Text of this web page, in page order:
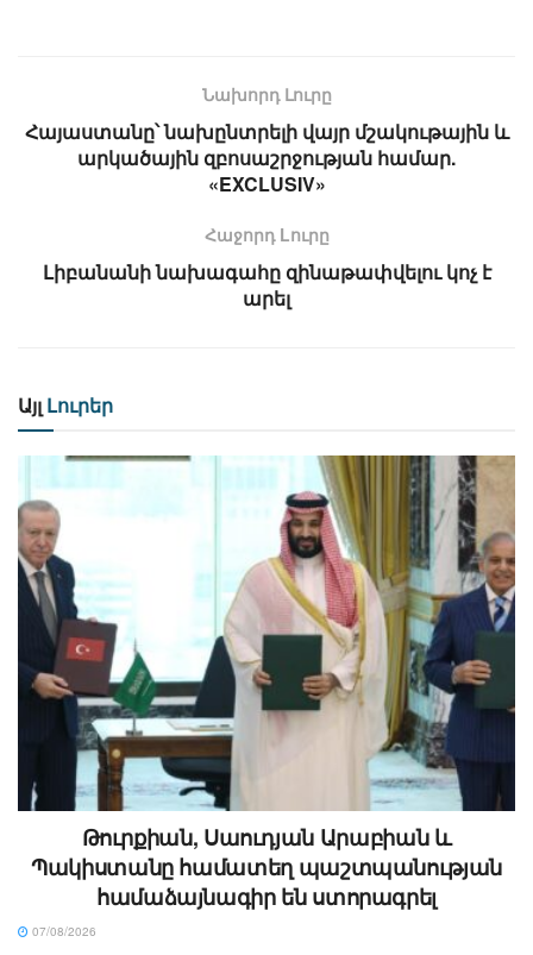
Նախորդ Լուրը
Հայաստանը՝ նախընտրելի վայր մշակութային և
արկածային զբոսաշրջության համար.
«EXCLUSIV»
Հաջորդ Lուրը
Լիբանանի նախագահը զինաթափվելու կոչ է
արել
Այլ Լուրեր
Թուրքիան, Սաուդյան Արաբիան և
Պակիստանը համատեղ պաշտպանության
համաձայնագիր են ստորագրել
07/08/2026